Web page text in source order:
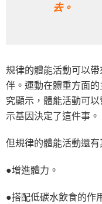
去。
規律的體能活動可以
伴。運動在體重方面
究顯示，體能活動可
示基因決定了這件事。
但規律的體能活動還有
●增進體力。
●搭配低碳水飲食的作